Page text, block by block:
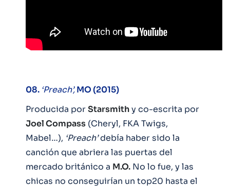
08. ‘Preach’,MO (2015)
Producida porStarsmithy co-escrita por
Joel Compass (Cheryl, FKA Twigs,
Mabel…), ‘Preach’debía haber sido la
canción que abriera las puertas del
mercado británico a M.O. No lo fue, y las
chicas no conseguirían un top20 hasta el